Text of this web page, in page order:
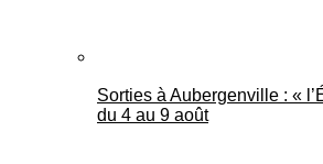
Sorties à Aubergenville : «
du 4 au 9 août